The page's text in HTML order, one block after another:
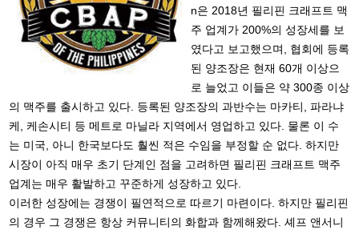
n은 2018년 필리핀 크래프트 맥
주 업계가 200%의 성장세를 보
였다고 보고했으며, 협회에 등록
된 양조장은 현재 60개 이상으
로 늘었고 이들은 약 300종 이상
의 맥주를 출시하고 있다. 등록된 양조장의 과반수는 마카티, 파라냐
케, 케손시티 등 메트로 마닐라 지역에서 영업하고 있다. 물론 이 수
는 미국, 아니 한국보다도 훨씬 적은 수임을 부정할 순 없다. 하지만
시장이 아직 매우 초기 단계인 점을 고려하면 필리핀 크래프트 맥주
업계는 매우 활발하고 꾸준하게 성장하고 있다.
이러한 성장에는 경쟁이 필연적으로 따르기 마련이다. 하지만 필리핀
의 경우 그 경쟁은 항상 커뮤니티의 화합과 함께해왔다. 셰프 앤서니